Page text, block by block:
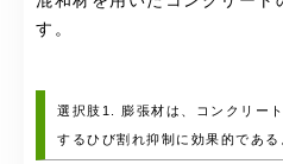
す。
選択肢1. 膨張材は、コンクリー
するひび割れ抑制に効果的である